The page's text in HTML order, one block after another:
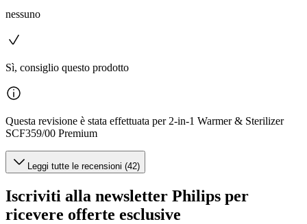
nessuno
Sì, consiglio questo prodotto
Questa revisione è stata effettuata per 2-in-1 Warmer & Sterilizer
SCF359/00 Premium
Leggi tutte le recensioni (42)
Iscriviti alla newsletter Philips per
ricevere offerte esclusive